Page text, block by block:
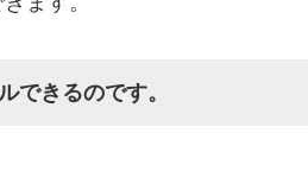
できるのです。